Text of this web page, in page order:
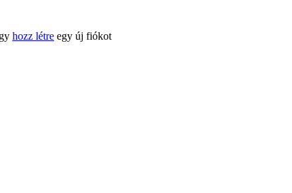
hozz létre egy új fiókot